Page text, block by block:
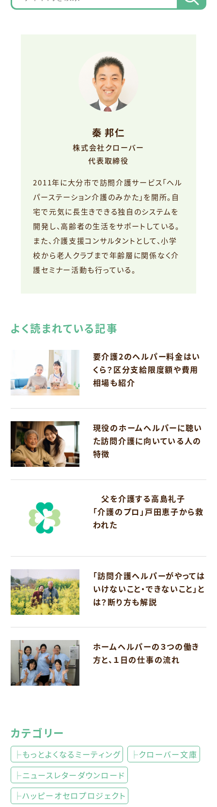
秦 邦仁
株式会社クローバー
代表取締役
2011年に大分市で訪問介護サービス「ヘル
パーステーション介護のみかた」を開所。自
宅で元気に長生きできる独自のシステムを
開発し、高齢者の生活をサポートしている。
また、介護支援コンサルタントとして、小学
校から老人クラブまで年齢層に関係なく介
護セミナー活動も行っている。
よく読まれている記事
要介護2のヘルパー料金はい
くら？区分支給限度額や費用
相場も紹介
現役のホームヘルパーに聴い
た訪問介護に向いている人の
特徴
父を介護する高島礼子
「介護のプロ」戸田恵子から救
われた
「訪問介護ヘルパーがやっては
いけないこと・できないこと」と
は？断り方も解説
ホームヘルパーの３つの働き
方と、１日の仕事の流れ
カテゴリー
├もっとよくなるミーティング
├クローバー文庫
├ニュースレターダウンロード
├ハッピーオセロプロジェクト